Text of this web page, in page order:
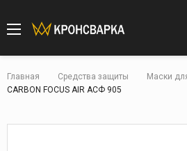
Главная Средства защиты Маски
CARBON FOCUS AIR АСФ 905